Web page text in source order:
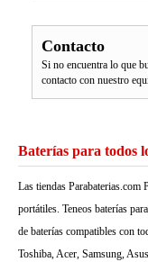
Contacto
Si no encuentra lo que
contacto con nuestro
Baterías para todos
Las tiendas Parabaterias.com
portátiles. Teneos baterías
de baterías compatibles con
Toshiba, Acer, Samsung,